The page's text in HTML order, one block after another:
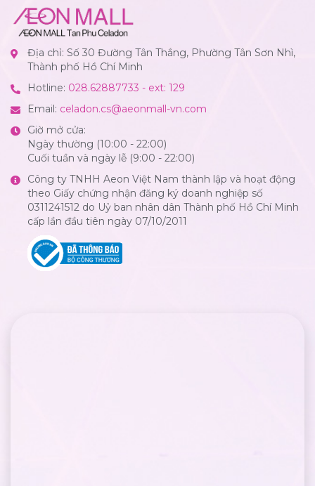
Địa chỉ: Số 30 Đường Tân Thắng, Phường Tân Sơn Nhì,
Thành phố Hồ Chí Minh
Hotline: 028.62887733 - ext: 129
Email: celadon.cs@aeonmall-vn.com
Giờ mở cửa:
Ngày thường (10:00 - 22:00)
Cuối tuần và ngày lễ (9:00 - 22:00)
Công ty TNHH Aeon Việt Nam thành lập và hoạt động
theo Giấy chứng nhận đăng ký doanh nghiệp số
0311241512 do Uỷ ban nhân dân Thành phố Hồ Chí Minh
cấp lần đầu tiên ngày 07/10/2011